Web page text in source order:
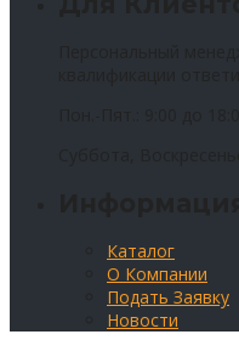
Каталог
О Компании
Подать Заявку
Новости